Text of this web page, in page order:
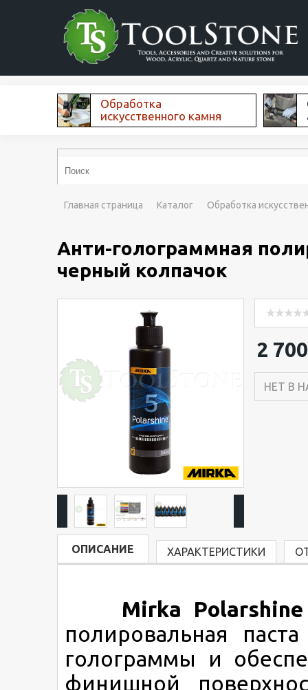
Обработка
искусственного камня
Главная страница Каталог Обработка
Анти-голограммная
черный колпачок
2
НЕТ В
ОПИСАНИЕ ХАРАКТЕРИСТИКИ
Mirka Polarshine
полировальная
голограммы и
финишной